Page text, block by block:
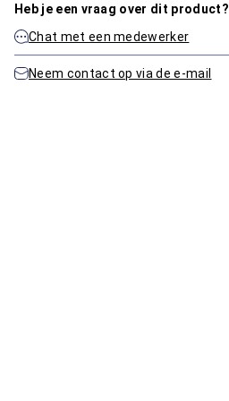
Heb je een vraag over dit product?
Chat met een medewerker
Neem contact op via de e-mail